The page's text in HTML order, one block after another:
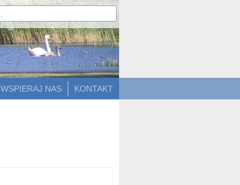
KONTAKT
WSPIERAJ NAS